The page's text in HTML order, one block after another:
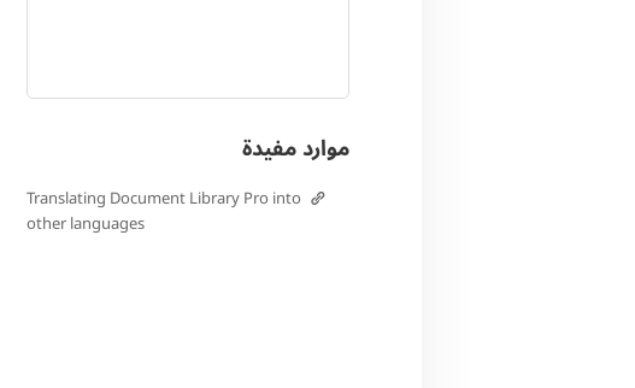
موارد مفيدة
Translating Document Library Pro into
other languages